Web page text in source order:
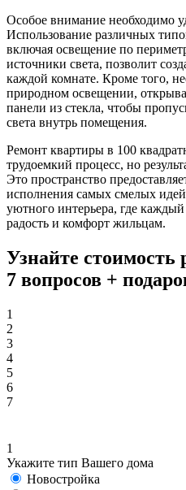
Особое внимание необходимо
Использование различных
включая освещение по
источники света, позволит
каждой комнате. Кроме того,
природном освещении,
панели из стекла, чтобы
света внутрь помещения.
Ремонт квартиры в 100
трудоемкий процесс, но
Это пространство
исполнения самых смелых
уютного интерьера, где
радость и комфорт жильцам.
Узнайте стоимость
7 вопросов +
1
2
3
4
5
6
7
1
Укажите тип Вашего дома
Новостройка